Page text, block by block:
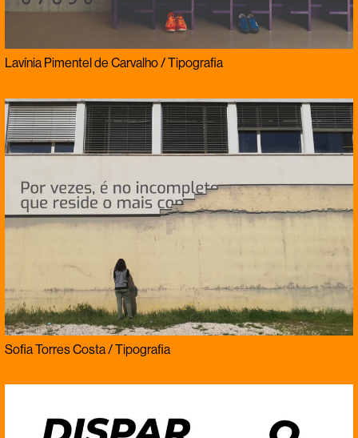
Lavínia Pimentel de Carvalho / Tipografia
Sofia Torres Costa / Tipografia